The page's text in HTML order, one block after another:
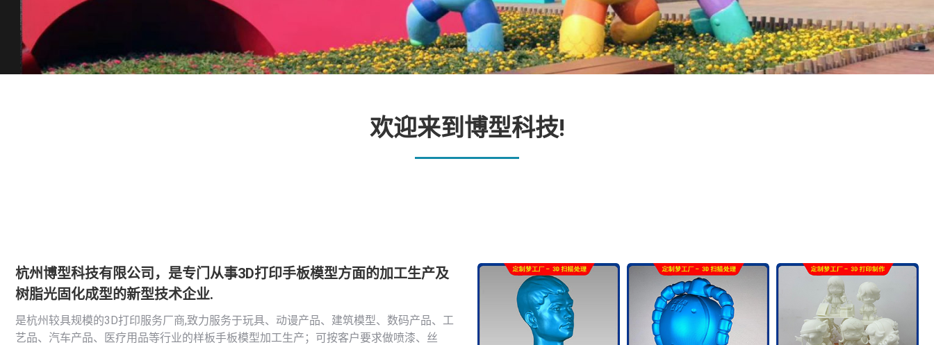
欢迎来到博型科技!
杭州博型科技有限公司，是专门从事3D打印手板模型方面的加工生产及
树脂光固化成型的新型技术企业.
是杭州较具规模的3D打印服务厂商,致力服务于玩具、动谩产品、建筑模型、数码产品、工
艺品、汽车产品、医疗用品等行业的样板手板模型加工生产；可按客户要求做喷漆、丝